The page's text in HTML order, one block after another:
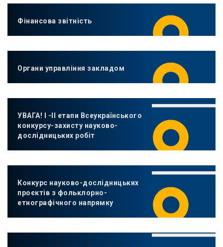
Фінансова звітність
Органи управління закладом
УВАГА! І -ІІ етапи Всеукраїнського
конкурсу-захисту науково-
дослідницьких робіт
Конкурс науково-дослідницьких
проєктів з фольклорно-
етнографічного напрямку